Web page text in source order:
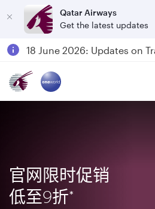
Qatar Airways
Get the latest updates
官网限时促销
低至9折*